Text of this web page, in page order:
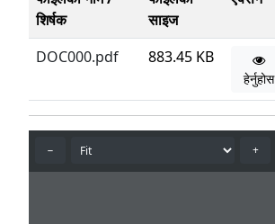
शिर्षक
साइज
DOC000.pdf 883.45 KB
हेर्नुहोस